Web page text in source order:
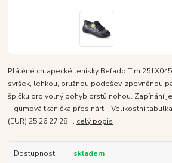
Plátěné chlapecké tenisky Befado Tim
svršek, lehkou, pružnou podešev, zpevněnou
špičku pro volný pohyb prstů nohou. Zapínání
+ gumová tkanička přes nárt. Velikostní
(EUR) 25 26 27 28 ... celý popis
Dostupnost
skladem